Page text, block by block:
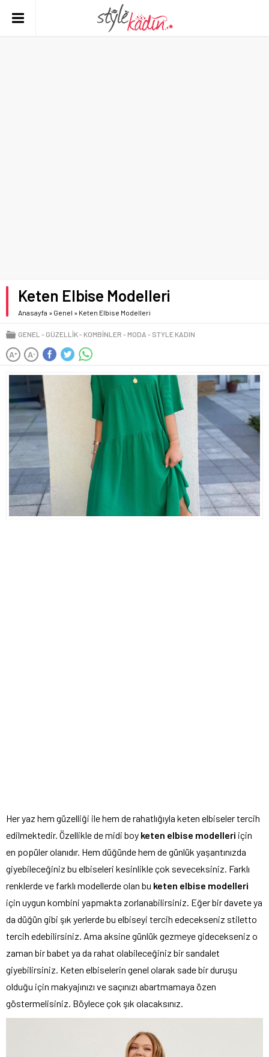
Keten Elbise Modelleri
Anasayfa » Genel » Keten Elbise Modelleri
GENEL GÜZELLIK KOMBINLER MODA STYLE KADIN
A+ A-
Her yaz hem güzelliği ile hem de rahatlığıyla keten elbiseler tercih
edilmektedir. Özellikle de midi boy keten elbise modelleri için
en popüler olanıdır. Hem düğünde hem de günlük yaşantınızda
giyebileceğiniz bu elbiseleri kesinlikle çok seveceksiniz. Farklı
renklerde ve farklı modellerde olan bu keten elbise modelleri
için uygun kombini yapmakta zorlanabilirsiniz. Eğer bir davete ya
da düğün gibi şık yerlerde bu elbiseyi tercih edecekseniz stiletto
tercih edebilirsiniz. Ama aksine günlük gezmeye gidecekseniz o
zaman bir babet ya da rahat olabileceğiniz bir sandalet
giyebilirsiniz. Keten elbiselerin genel olarak sade bir duruşu
olduğu için makyajınızı ve saçınızı abartmamaya özen
göstermelisiniz. Böylece çok şık olacaksınız.